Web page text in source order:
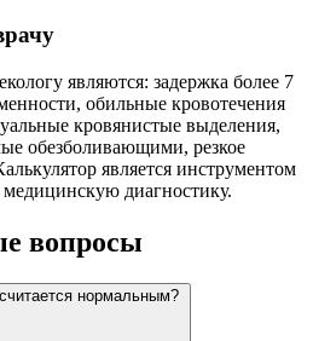
являются: задержка более 7
обильные кровотечения
кровянистые выделения,
обезболивающими, резкое
является инструментом
диагностику.
вопросы
нормальным?